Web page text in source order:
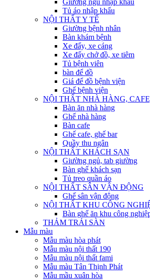
Giường ngủ nhập khẩu
Tủ áo nhập khẩu
NỘI THẤT Y TẾ
Giường bệnh nhân
Bàn khám bệnh
Xe đẩy, xe cáng
Xe đẩy chở đồ, xe tiêm
Tủ bệnh viên
bàn để đồ
Giá để đồ bệnh viện
Ghế bệnh viện
NỘI THẤT NHÀ HÀNG,
Bàn ăn nhà hàng
Ghế nhà hàng
Bàn cafe
Ghế cafe, ghế bar
Quầy thu ngân
NỘI THẤT KHÁCH SẠN
Giường ngủ, tab giường
Bàn ghế khách sạn
Tủ treo quần áo
NỘI THẤT SÂN VẬN ĐỘNG
Ghế sân vận động
NỘI THẤT KHU CÔNG
Bàn ghế ăn khu công
THẢM TRẢI SÀN
Mẫu màu
Mẫu màu hòa phát
Mẫu màu nội thất 190
Mẫu màu nội thất fami
Mẫu màu Tân Thịnh Phát
Mẫu mầu xuân hòa